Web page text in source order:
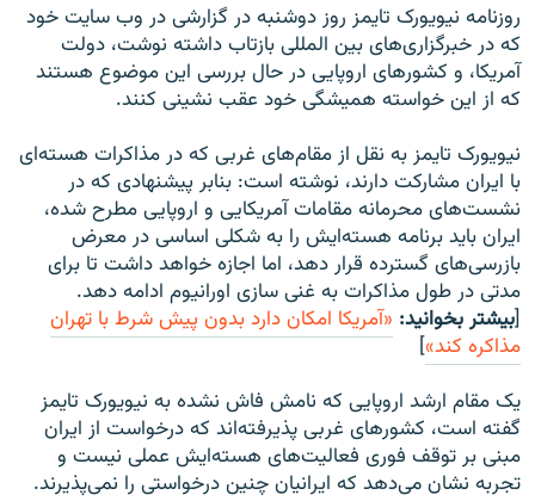
روزنامه نیویورک تایمز روز دوشنبه در گزارشی در وب سایت خود
که در خبرگزاری‌های بین المللی بازتاب داشته نوشت، دولت
آمریکا، و کشورهای اروپایی در حال بررسی این موضوع هستند
که از این خواسته همیشگی خود عقب نشینی کنند.
نیویورک تایمز به نقل از مقام‌های غربی که در مذاکرات هسته‌ای
با ایران مشارکت دارند، نوشته است: بنابر پیشنهادی که در
نشست‌های محرمانه مقامات آمریکایی و اروپایی مطرح شده،
ایران باید برنامه هسته‌ایش را به شکلی اساسی در معرض
بازرسی‌های گسترده قرار دهد، اما اجازه خواهد داشت تا برای
مدتی در طول مذاکرات به غنی سازی اورانیوم ادامه دهد.
[بیشتر بخوانید: «آمریکا امکان دارد بدون پیش شرط با تهران
مذاکره کند»]
یک مقام ارشد اروپایی که نامش فاش نشده به نیویورک تایمز
گفته است، کشورهای غربی پذیرفته‌اند که درخواست از ایران
مبنی بر توقف فوری فعالیت‌های هسته‌ایش عملی نیست و
تجربه نشان می‌دهد که ایرانیان چنین درخواستی را نمی‌پذیرند.